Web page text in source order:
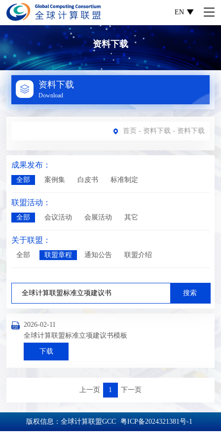
EN
资料下载
资料下载
Download
首页 - 资料下载 - 资料下载
成果发布：
全部 案例集 白皮书 标准制定
联盟活动：
全部 会议活动 会展活动 其它
关于联盟：
全部 联盟章程 通知公告 联盟介绍
2026-02-11
全球计算联盟标准立项建议书模板
下载
上一页 1 下一页
版权信息：全球计算联盟GCC 粤ICP备2024321381号-1